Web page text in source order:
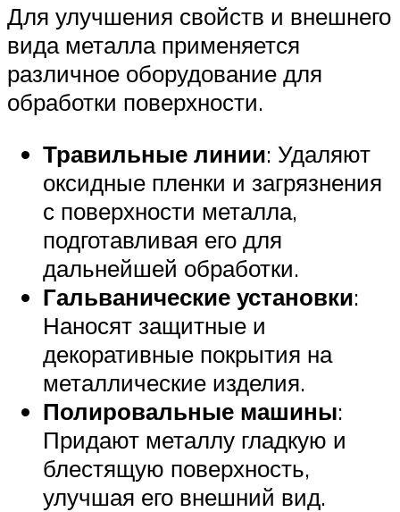
Для улучшения свойств и внешнего
вида металла применяется
различное оборудование для
обработки поверхности.
Травильные линии: Удаляют
оксидные пленки и загрязнения
с поверхности металла,
подготавливая его для
дальнейшей обработки.
Гальванические установки:
Наносят защитные и
декоративные покрытия на
металлические изделия.
Полировальные машины:
Придают металлу гладкую и
блестящую поверхность,
улучшая его внешний вид.